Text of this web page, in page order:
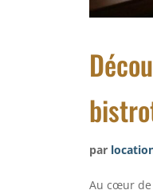
par
Au cœur de